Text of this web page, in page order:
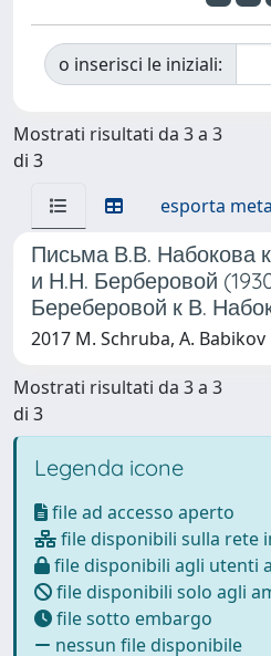
o inserisci le iniziali:
Mostrati risultati da 3 a 3
di 3
esporta
Письма В.В. Набокова
и Н.Н. Берберовой
Береберовой к В.
2017 M. Schruba, A. Babikov
Mostrati risultati da 3 a 3
di 3
Legenda icone
file ad accesso aperto
file disponibili sulla rete
file disponibili agli utenti
file disponibili solo agli
file sotto embargo
nessun file disponibile